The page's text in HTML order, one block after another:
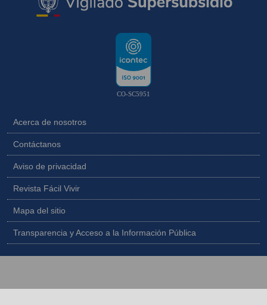
CO-SC5951
Acerca de nosotros
Contáctanos
Aviso de privacidad
Revista Fácil Vivir
Mapa del sitio
Transparencia y Acceso a la Información Pública